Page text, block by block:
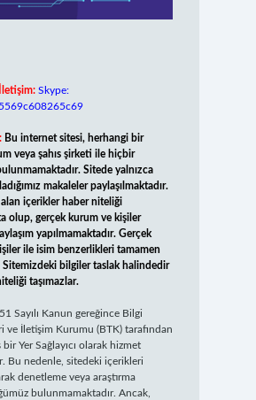
Skype:
Bu internet sitesi, herhangi bir
veya şahıs şirketi ile hiçbir
Sitede yalnızca
makaleler paylaşılmaktadır.
alan içerikler haber niteliği
olup, gerçek kurum ve kişiler
yapılmamaktadır. Gerçek
ile isim benzerlikleri tamamen
bilgiler taslak halindedir
taşımazlar.
Sayılı Kanun gereğince Bilgi
ve İletişim Kurumu (BTK) tarafından
bir Yer Sağlayıcı olarak hizmet
Bu nedenle, sitedeki içerikleri
denetleme veya araştırma
bulunmamaktadır. Ancak,